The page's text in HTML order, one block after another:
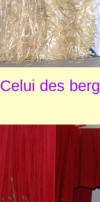
Celui des